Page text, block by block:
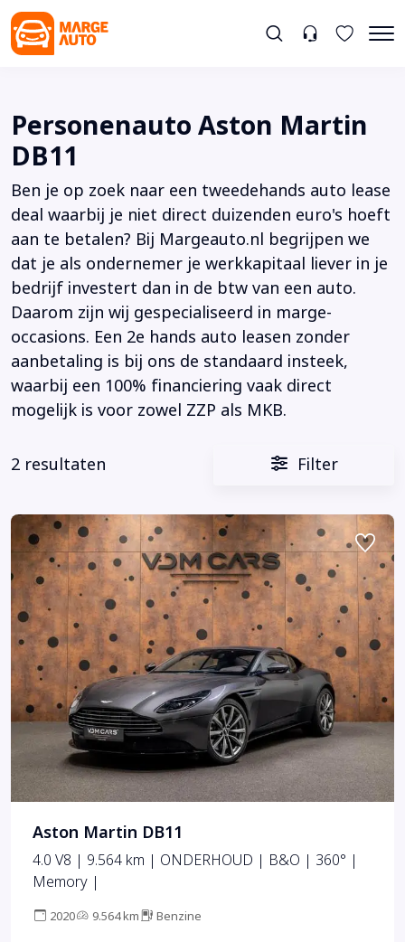
Personenauto Aston Martin
DB11
Ben je op zoek naar een tweedehands auto lease
deal waarbij je niet direct duizenden euro's hoeft
aan te betalen? Bij Margeauto.nl begrijpen we
dat je als ondernemer je werkkapitaal liever in je
bedrijf investert dan in de btw van een auto.
Daarom zijn wij gespecialiseerd in marge-
occasions. Een 2e hands auto leasen zonder
aanbetaling is bij ons de standaard insteek,
waarbij een 100% financiering vaak direct
mogelijk is voor zowel ZZP als MKB.
2 resultaten Filter
Aston Martin DB11
4.0 V8 | 9.564 km | ONDERHOUD | B&O | 360° |
Memory |
2020 9.564 km Benzine